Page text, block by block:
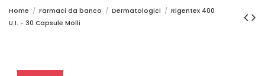
Home Farmaci da banco Dermatologici
Rigentex 400
U.I. - 30 Capsule Molli